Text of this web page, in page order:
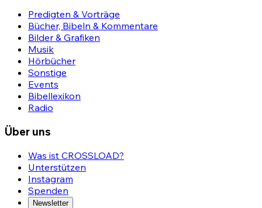
Predigten & Vorträge
Bücher, Bibeln & Kommentare
Bilder & Grafiken
Musik
Hörbücher
Sonstige
Events
Bibellexikon
Radio
Über uns
Was ist CROSSLOAD?
Unterstützen
Instagram
Spenden
Newsletter